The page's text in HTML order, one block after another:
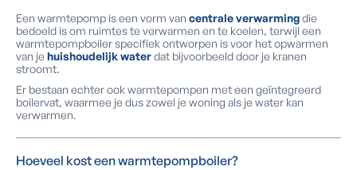
Een warmtepomp is een vorm van centrale verwarmingdie
bedoeld is om ruimtes te verwarmen en te koelen, terwijl een
warmtepompboiler specifiek ontworpen is voor het opwarmen
van je huishoudelijk waterdat bijvoorbeeld door je kranen
stroomt.
Er bestaan echter ook warmtepompen met een geïntegreerd
boilervat, waarmee je dus zowel je woning als je water kan
verwarmen.
Hoeveel kost een warmtepompboiler?